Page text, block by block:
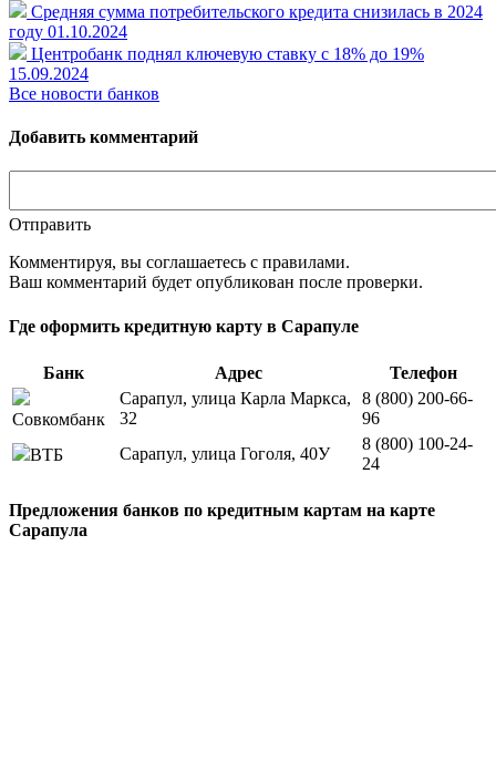
Средняя сумма потребительского кредита снизилась в 2024
году 01.10.2024
Центробанк поднял ключевую ставку с 18% до 19%
15.09.2024
Все новости банков
Добавить комментарий
Отправить
Комментируя, вы соглашаетесь c правилами.
Ваш комментарий будет опубликован после проверки.
Где оформить кредитную карту в Сарапуле
Банк Адрес Телефон
Совкомбанк
Сарапул, улица Карла Маркса,
32
8 (800) 200-66-
96
ВТБ
Сарапул, улица Гоголя, 40У
8 (800) 100-24-
24
Предложения банков по кредитным картам на карте
Сарапула